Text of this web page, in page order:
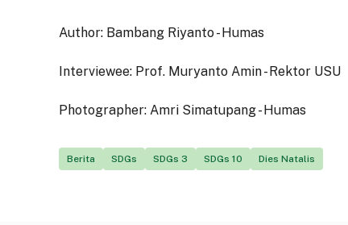
Author: Bambang Riyanto - Humas
Interviewee: Prof. Muryanto Amin - Rektor USU
Photographer: Amri Simatupang - Humas
Berita SDGs SDGs 3 SDGs 10 Dies Natalis